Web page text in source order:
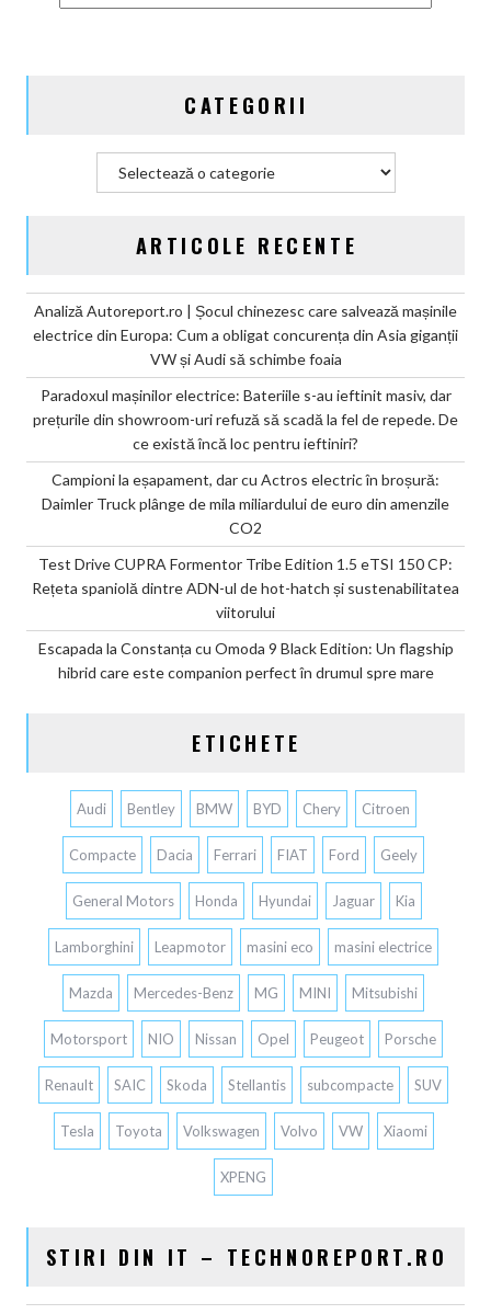
CO2
CATEGORII
Categorii
ARTICOLE RECENTE
Analiză Autoreport.ro | Șocul chinezesc care salvează mașinile
electrice din Europa: Cum a obligat concurența din Asia giganții
VW și Audi să schimbe foaia
Paradoxul mașinilor electrice: Bateriile s-au ieftinit masiv, dar
prețurile din showroom-uri refuză să scadă la fel de repede. De
ce există încă loc pentru ieftiniri?
Campioni la eșapament, dar cu Actros electric în broșură:
Daimler Truck plânge de mila miliardului de euro din amenzile
CO2
Test Drive CUPRA Formentor Tribe Edition 1.5 eTSI 150 CP:
Rețeta spaniolă dintre ADN-ul de hot-hatch și sustenabilitatea
viitorului
Escapada la Constanța cu Omoda 9 Black Edition: Un flagship
hibrid care este companion perfect în drumul spre mare
ETICHETE
Audi Bentley BMW BYD Chery Citroen
Compacte Dacia Ferrari FIAT Ford Geely
General Motors Honda Hyundai Jaguar Kia
Lamborghini Leapmotor masini eco masini electrice
Mazda Mercedes-Benz MG MINI Mitsubishi
Motorsport NIO Nissan Opel Peugeot Porsche
Renault SAIC Skoda Stellantis subcompacte SUV
Tesla Toyota Volkswagen Volvo VW Xiaomi
XPENG
STIRI DIN IT – TECHNOREPORT.RO